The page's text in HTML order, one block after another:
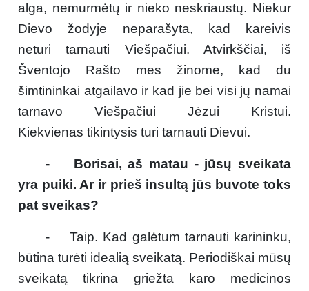
alga, nemurmėtų ir nieko neskriaustų. Niekur
Dievo žodyje neparašyta, kad kareivis
neturi tarnauti Viešpačiui. Atvirkščiai, iš
Šventojo Rašto mes žinome, kad du
šimtininkai atgailavo ir kad jie bei visi jų namai
tarnavo Viešpačiui Jėzui Kristui.
Kiekvienas tikintysis turi tarnauti Dievui.
- Borisai, aš matau - jūsų sveikata
yra puiki. Ar ir prieš insultą jūs buvote toks
pat sveikas?
- Taip. Kad galėtum tarnauti karininku,
būtina turėti idealią sveikatą. Periodiškai mūsų
sveikatą tikrina griežta karo medicinos